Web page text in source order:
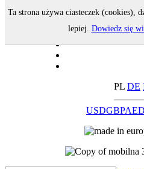
PL DE
USDGBPAED
Ta strona używa ciasteczek (cookies),
lepiej. Dowiedz się